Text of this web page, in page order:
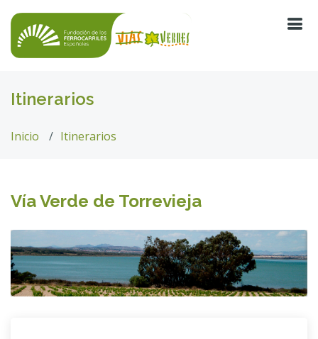
Itinerarios
Inicio Itinerarios
Vía Verde de Torrevieja